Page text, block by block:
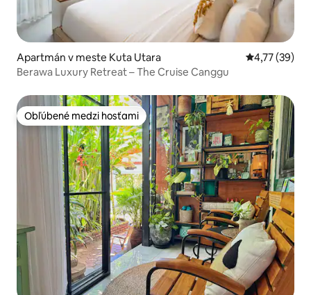
Apartmán v meste Kuta Utara Priemerné
4,77 (39)
Berawa Luxury Retreat – The Cruise Canggu
Obľúbené medzi hosťami
Obľúbené medzi hosťami